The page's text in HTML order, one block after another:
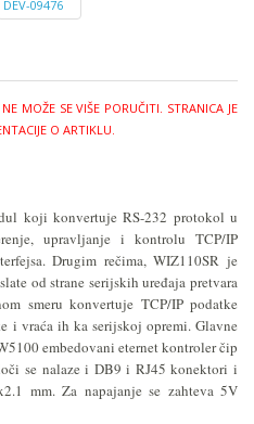
MOŽE SE VIŠE PORUČITI. STRANICA JE
O ARTIKLU.
koji konvertuje RS-232 protokol u
upravljanje i kontrolu TCP/IP
Drugim rečima, WIZ110SR je
od strane serijskih uređaja pretvara
smeru konvertuje TCP/IP podatke
i vraća ih ka serijskoj opremi. Glavne
embedovani eternet kontroler čip
se nalaze i DB9 i RJ45 konektori i
mm. Za napajanje se zahteva 5V